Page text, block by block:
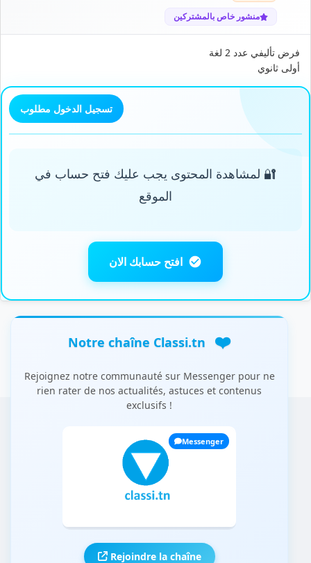
منشور خاص بالمشتركين
فرض تأليفي عدد 2 لغة
أولى ثانوي
تسجيل الدخول مطلوب
🔐 لمشاهدة المحتوى يجب عليك فتح حساب في
الموقع
افتح حسابك الان
Notre chaîne Classi.tn ❤️
Rejoignez notre communauté sur Messenger pour ne
rien rater de nos actualités, astuces et contenus
exclusifs !
Messenger
Rejoindre la chaîne